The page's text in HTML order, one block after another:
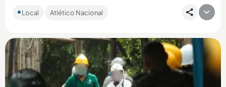
Estados Unidos, intentando ingresar pastillas de
Local Atlético Nacional